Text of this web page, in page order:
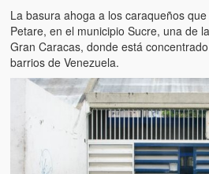
Los niños de las calles de
Venezuela)
Luis y El Mono… en armas (Luis
Puente Llaguno, Miraflores… ¿y
Radio Emisoras y canales de
de Chávez hasta el 2009
La basura ahoga a los caraqueños
Petare, en el municipio Sucre, una de
Gran Caracas, donde está
barrios de Venezuela.